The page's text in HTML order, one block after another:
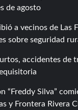
de agosto
a vecinos de Las
sobre seguridad
accidentes de
“Freddy Silva”
y Frontera Rivera